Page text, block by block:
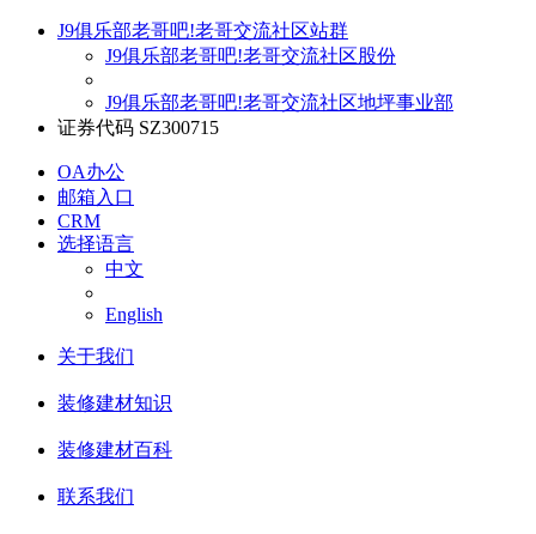
J9俱乐部老哥吧!老哥交流社区站群
J9俱乐部老哥吧!老哥交流社区股份
J9俱乐部老哥吧!老哥交流社区地坪事业部
证券代码 SZ300715
OA办公
邮箱入口
CRM
选择语言
中文
English
关于我们
装修建材知识
装修建材百科
联系我们